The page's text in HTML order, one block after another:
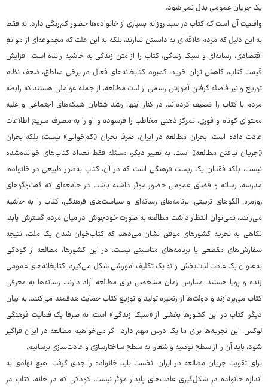
یک جریان عمومی بدل نمی‌شود.
واقعیت آن است که کتاب در سبد روزانه بسیاری از خانواده‌ها حضور کم‌رنگی دارد. نه فقط
به این دلیل که مردم علاقه‌ای به دانستن ندارند، بلکه به این علت که مجموعه‌ای از موانع
اقتصادی، رسانه‌ای و سبک زندگی، کتاب را از متن زندگی به حاشیه رانده است. افزایش
قیمت کتاب، کاهش توان خرید، کمبود کتابخانه‌های فعال در برخی مناطق، ضعف نظام
توزیع و نیز فاصله گرفتن آموزش رسمی از لذت مطالعه، از جمله عواملی هستند که رابطه
مردم با کتاب را ضعیف کرده‌اند. در کنار اینها، رشد شتابان شبکه‌های اجتماعی و غلبه
محتوای کوتاه و فوری، تمرکز ذهنی مخاطب را فرسوده و او را به مصرف سریع اطلاعات
عادت داده است. بحران مطالعه در ایران، صرفا بحران «کم‌خوانی» نیست؛ بلکه بحران
«جریان‌ نیافتن مطالعه» است. به تعبیر دیگر، مسئله فقط تعداد کتاب‌های خوانده‌شده
نیست، بلکه فقدان یک زیست فرهنگی است که در آن، کتاب به‌طور طبیعی در خانواده،
مدرسه، رسانه و فضای عمومی حضور موثر داشته باشد. در جامعه‌ای که گفت‌وگوهای
روزمره، الگوهای تربیتی، برنامه‌های رسانه‌ای و سیاست‌های فرهنگی، کتاب را به حاشیه
می‌رانند، نمی‌توان انتظار داشت مطالعه به صورت خودجوش در میان مردم گسترش یابد.
نگاهی به تجربه کشورهای موفق نشان می‌دهد که کتاب‌خوان شدن یک ملت، نتیجه
سفارش‌های مقطعی یا برنامه‌های مناسبتی نیست. در این کشورها، مطالعه از کودکی
به‌عنوان یک عادت لذت‌بخش و نه یک تکلیف آموزشی شکل می‌گیرد. کتابخانه‌های عمومی
زنده و پویا هستند، مدارس زمان مشخصی برای مطالعه آزاد دارند، رسانه‌ها به معرفی
کتاب می‌پردازند و دولت‌ها از زنجیره تولید و توزیع کتاب حمایت هدفمند می‌کنند. به بیان
دیگر، کتاب در این کشورها بخشی از «سبک زندگی» است، نه صرفا یک فعالیت فرهنگی
لوکس. این تجربه‌ها برای ما یک درس مهم دارد: اگر می‌خواهیم مطالعه در ایران فراگیر
شود، باید آن را از سطح توصیه و شعار، به سطح ساختارسازی و عادت‌سازی برسانیم.
برای تقویت جریان مطالعه در ایران، نخست باید خانواده را جدی گرفت. هیچ نهادی به
اندازه خانواده در شکل‌گیری عادت‌های پایدار موثر نیست. کودکی که در خانه، کتاب در